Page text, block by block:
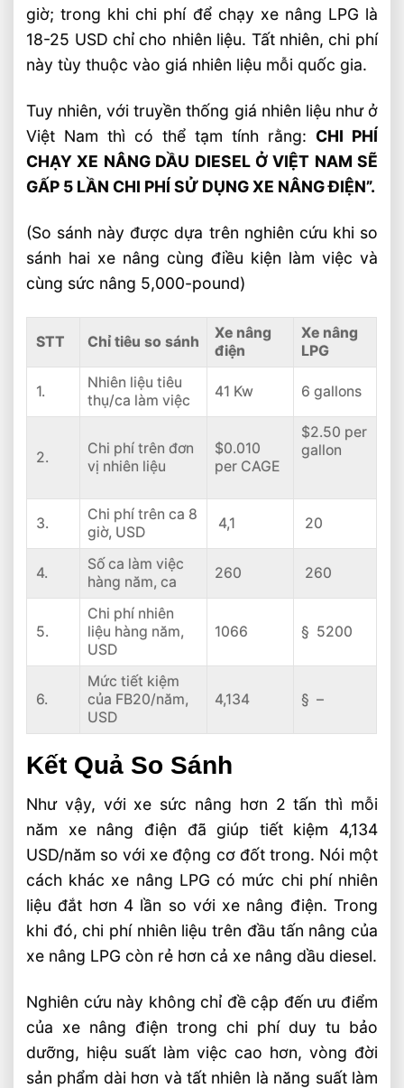
giờ; trong khi chi phí để chạy xe nâng LPG là
18-25 USD chỉ cho nhiên liệu. Tất nhiên, chi phí
này tùy thuộc vào giá nhiên liệu mỗi quốc gia.
Tuy nhiên, với truyền thống giá nhiên liệu như ở
Việt Nam thì có thể tạm tính rằng: CHI PHÍ
CHẠY XE NÂNG DẦU DIESEL Ở VIỆT NAM SẼ
GẤP 5 LẦN CHI PHÍ SỬ DỤNG XE NÂNG ĐIỆN”.
(So sánh này được dựa trên nghiên cứu khi so
sánh hai xe nâng cùng điều kiện làm việc và
cùng sức nâng 5,000-pound)
STT Chỉ tiêu so sánh
Xe nâng
điện
Xe nâng
LPG
1.
Nhiên liệu tiêu
thụ/ca làm việc
41 Kw 6 gallons
2.
Chi phí trên đơn
vị nhiên liệu
$0.010
per CAGE
$2.50 per
gallon
3.
Chi phí trên ca 8
giờ, USD
4,1 20
4.
Số ca làm việc
hàng năm, ca
260 260
5.
Chi phí nhiên
liệu hàng năm,
USD
1066 § 5200
6.
Mức tiết kiệm
của FB20/năm,
USD
4,134 § –
Kết Quả So Sánh
Như vậy, với xe sức nâng hơn 2 tấn thì mỗi
năm xe nâng điện đã giúp tiết kiệm 4,134
USD/năm so với xe động cơ đốt trong. Nói một
cách khác xe nâng LPG có mức chi phí nhiên
liệu đắt hơn 4 lần so với xe nâng điện. Trong
khi đó, chi phí nhiên liệu trên đầu tấn nâng của
xe nâng LPG còn rẻ hơn cả xe nâng dầu diesel.
Nghiên cứu này không chỉ đề cập đến ưu điểm
của xe nâng điện trong chi phí duy tu bảo
dưỡng, hiệu suất làm việc cao hơn, vòng đời
sản phẩm dài hơn và tất nhiên là năng suất làm